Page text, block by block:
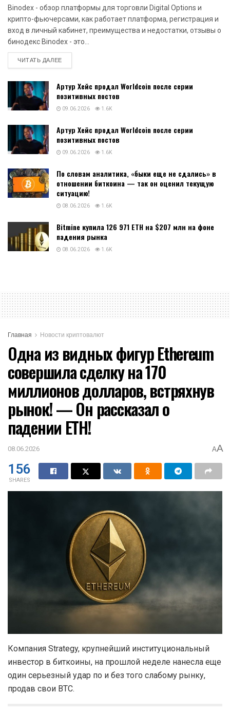
Binodex - обзор платформы для торговли Digital Options и
крипто-фьючерсами, как работает платформа, регистрация и
вход в личный кабинет, преимущества и недостатки, отзывы о
бинодекс Binodex - это...
ЧИТАТЬ ДАЛЕЕDETAILS
Артур Хейс продал Worldcoin после серии
позитивных постов
09.06.2026 1.6K
Артур Хейс продал Worldcoin после серии
позитивных постов
09.06.2026 1.6K
По словам аналитика, «быки еще не сдались» в
отношении биткоина — так он оценил текущую
ситуацию!
08.06.2026 1.6K
Bitmine купила 126 971 ETH на $207 млн на фоне
падения рынка
08.06.2026 1.6K
Главная Новости криптовалют
Одна из видных фигур Ethereum
совершила сделку на 170
миллионов долларов, встряхнув
рынок! — Он рассказал о
падении ETH!
08.06.2026 AA
156
SHARES
Компания Strategy, крупнейший институциональный
инвестор в биткоины, на прошлой неделе нанесла еще
один серьезный удар по и без того слабому рынку,
продав свои BTC.